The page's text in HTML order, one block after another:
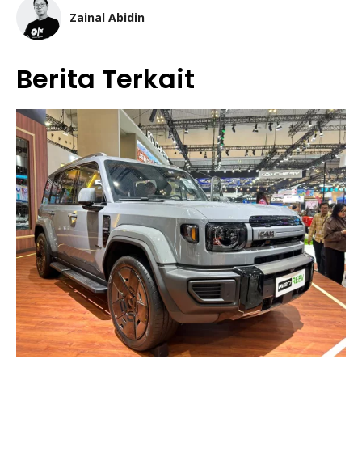
Zainal Abidin
Berita Terkait